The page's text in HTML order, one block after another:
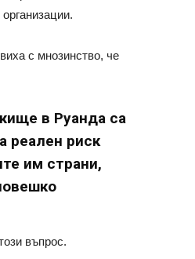
с мнозинство, че
в Руанда са
реален риск
им страни,
въпрос.